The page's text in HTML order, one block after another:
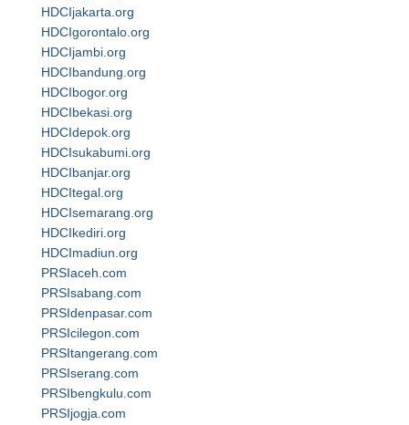
HDCIjakarta.org
HDCIgorontalo.org
HDCIjambi.org
HDCIbandung.org
HDCIbogor.org
HDCIbekasi.org
HDCIdepok.org
HDCIsukabumi.org
HDCIbanjar.org
HDCItegal.org
HDCIsemarang.org
HDCIkediri.org
HDCImadiun.org
PRSIaceh.com
PRSIsabang.com
PRSIdenpasar.com
PRSIcilegon.com
PRSItangerang.com
PRSIserang.com
PRSIbengkulu.com
PRSIjogja.com